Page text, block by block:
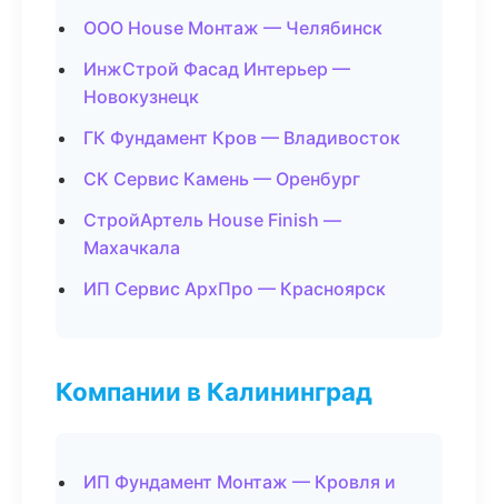
ООО House Монтаж — Челябинск
ИнжСтрой Фасад Интерьер —
Новокузнецк
ГК Фундамент Кров — Владивосток
СК Сервис Камень — Оренбург
СтройАртель House Finish —
Махачкала
ИП Сервис АрхПро — Красноярск
Компании в Калининград
ИП Фундамент Монтаж — Кровля и